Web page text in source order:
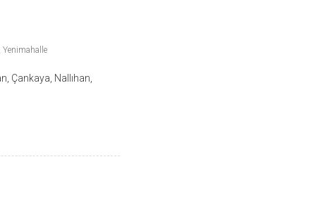
Yenimahalle
Çankaya, Nallıhan,